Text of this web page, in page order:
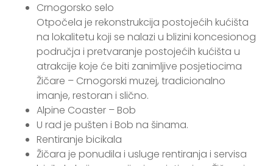
Crnogorsko selo
Otpočela je rekonstrukcija postojećih kućišta
na lokalitetu koji se nalazi u blizini koncesionog
područja i pretvaranje postojećih kućišta u
atrakcije koje će biti zanimljive posjetiocima
Žičare – Crnogorski muzej, tradicionalno
imanje, restoran i slično.
Alpine Coaster – Bob
U rad je pušten i Bob na šinama.
Rentiranje bicikala
Žičara je ponudila i usluge rentiranja i servisa